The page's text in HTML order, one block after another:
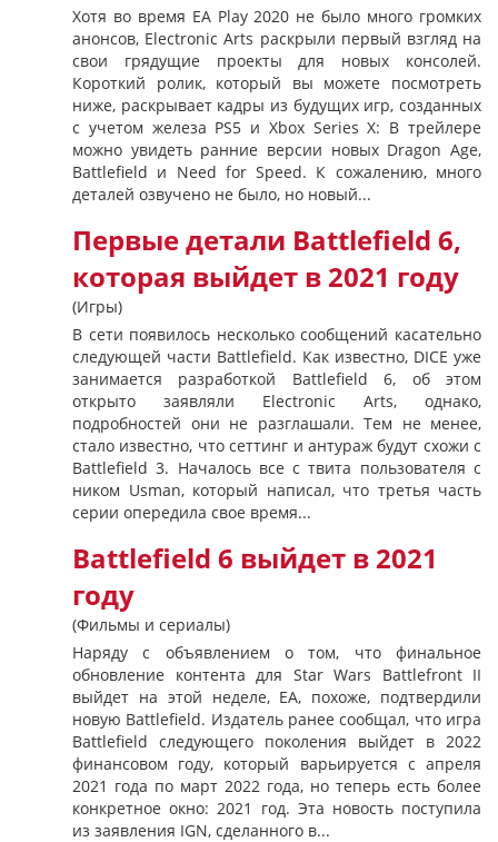
Хотя во время EA Play 2020 не было много громких
анонсов, Electronic Arts раскрыли первый взгляд на
свои грядущие проекты для новых консолей.
Короткий ролик, который вы можете посмотреть
ниже, раскрывает кадры из будущих игр, созданных
с учетом железа PS5 и Xbox Series X: В трейлере
можно увидеть ранние версии новых Dragon Age,
Battlefield и Need for Speed. К сожалению, много
деталей озвучено не было, но новый...
Первые детали Battlefield 6,
которая выйдет в 2021 году
(Игры)
В сети появилось несколько сообщений касательно
следующей части Battlefield. Как известно, DICE уже
занимается разработкой Battlefield 6, об этом
открыто заявляли Electronic Arts, однако,
подробностей они не разглашали. Тем не менее,
стало известно, что сеттинг и антураж будут схожи с
Battlefield 3. Началось все с твита пользователя с
ником Usman, который написал, что третья часть
серии опередила свое время...
Battlefield 6 выйдет в 2021
году
(Фильмы и сериалы)
Наряду с объявлением о том, что финальное
обновление контента для Star Wars Battlefront II
выйдет на этой неделе, EA, похоже, подтвердили
новую Battlefield. Издатель ранее сообщал, что игра
Battlefield следующего поколения выйдет в 2022
финансовом году, который варьируется с апреля
2021 года по март 2022 года, но теперь есть более
конкретное окно: 2021 год. Эта новость поступила
из заявления IGN, сделанного в...